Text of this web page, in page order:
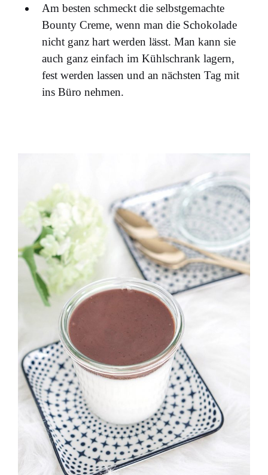
Am besten schmeckt die selbstgemachte
Bounty Creme, wenn man die Schokolade
nicht ganz hart werden lässt. Man kann sie
auch ganz einfach im Kühlschrank lagern,
fest werden lassen und an nächsten Tag mit
ins Büro nehmen.